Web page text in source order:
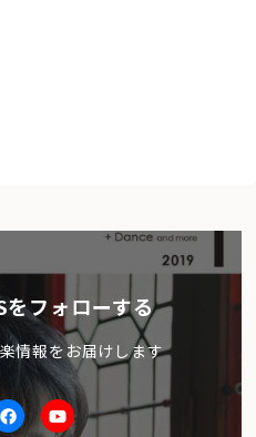
をフォローする
情報をお届けします
facebookYoutube